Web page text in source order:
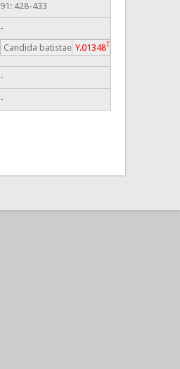
91: 428-433
-
Candida batistae Y.01348T
-
-